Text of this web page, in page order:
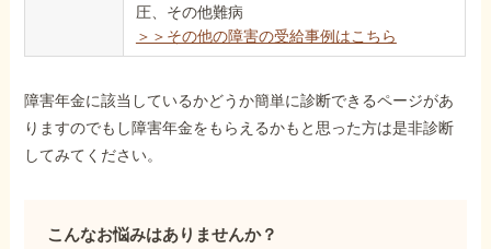
圧、その他難病
＞＞その他の障害の受給事例はこちら
障害年金に該当しているかどうか簡単に診断できるページがあ
りますのでもし障害年金をもらえるかもと思った方は是非診断
してみてください。
こんなお悩みはありませんか？